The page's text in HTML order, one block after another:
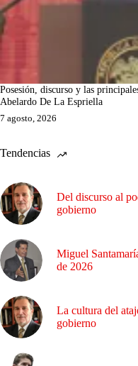
Posesión, discurso y las
Abelardo De La Espriella
7 agosto, 2026
Tendencias
Del discurso al
gobierno
Miguel
de 2026
La cultura del
gobierno